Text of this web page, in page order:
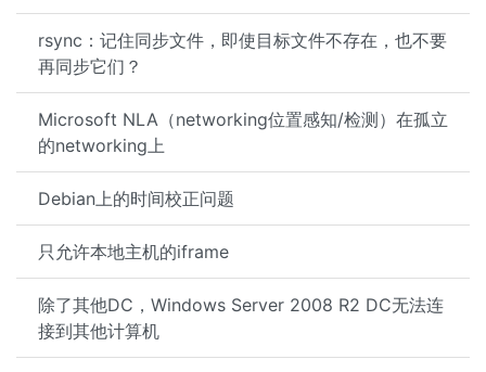
rsync：记住同步文件，即使目标文件不存在，也不要
再同步它们？
Microsoft NLA（networking位置感知/检测）在孤立
的networking上
Debian上的时间校正问题
只允许本地主机的iframe
除了其他DC，Windows Server 2008 R2 DC无法连
接到其他计算机